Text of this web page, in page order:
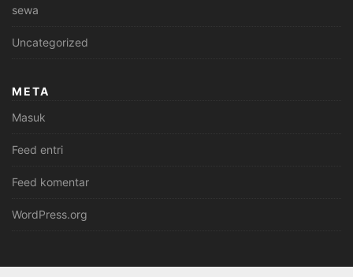
sewa
Uncategorized
META
Masuk
Feed entri
Feed komentar
WordPress.org